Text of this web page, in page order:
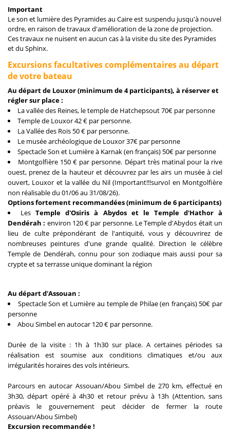
Important
Le son et lumière des Pyramides au Caire est suspendu jusqu'à nouvel
ordre, en raison de travaux d'amélioration de la zone de projection.
Ces travaux ne nuisent en aucun cas à la visite du site des Pyramides
et du Sphinx.
Excursions facultatives complémentaires au départ
de votre bateau
Au départ de Louxor (minimum de 4 participants), à réserver et
régler sur place :
La vallée des Reines, le temple de Hatchepsout 70€ par personne
Temple de Louxor 42 € par personne.
La Vallée des Rois 50 € par personne.
Le musée archéologique de Louxor 37€ par personne
Spectacle Son et Lumière à Karnak (en français) 50€ par personne
Montgolfière 150 € par personne. Départ très matinal pour la rive
ouest, prenez de la hauteur et découvrez par les airs un musée à ciel
ouvert, Louxor et la vallée du Nil (Important!!!survol en Montgolfière
non réalisable du 01/06 au 31/08/26).
Options fortement recommandées (minimum de 6 participants)
LesTemple d'Osiris à Abydos et le Temple d'Hathor à
Dendérah : environ 120 € par personne. Le Temple d'Abydos était un
lieu de culte prépondérant de l'antiquité, vous y découvrirez de
nombreuses peintures d'une grande qualité. Direction le célèbre
Temple de Dendérah, connu pour son zodiaque mais aussi pour sa
crypte et sa terrasse unique dominant la région
Au départ d'Assouan :
Spectacle Son et Lumière au temple de Philae (en français) 50€ par
personne
Abou Simbel en autocar 120 € par personne.
Durée de la visite : 1h à 1h30 sur place. A certaines périodes sa
réalisation est soumise aux conditions climatiques et/ou aux
irrégularités horaires des vols intérieurs.
Parcours en autocar Assouan/Abou Simbel de 270 km, effectué en
3h30, départ opéré à 4h30 et retour prévu à 13h (Attention, sans
préavis le gouvernement peut décider de fermer la route
Assouan/Abou Simbel)
Excursion recommandée !